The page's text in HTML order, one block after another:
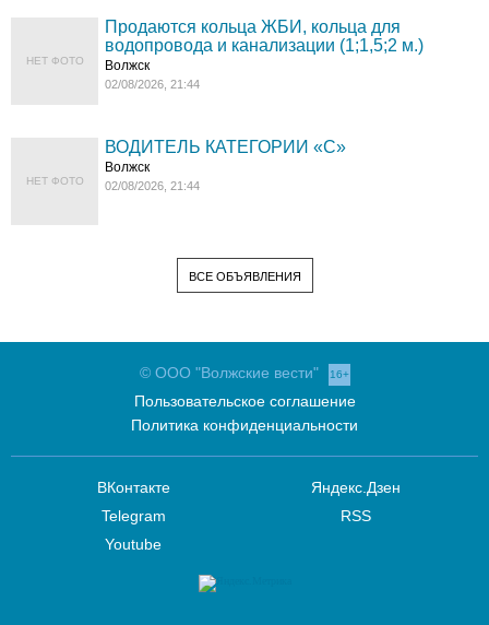
НЕТ ФОТО
Продаются кольца ЖБИ, кольца для
водопровода и канализации (1;1,5;2 м.)
Волжск
02/08/2026, 21:44
НЕТ ФОТО
ВОДИТЕЛЬ КАТЕГОРИИ «C»
Волжск
02/08/2026, 21:44
ВСЕ ОБЪЯВЛЕНИЯ
© ООО "Волжские вести" 16+
Пользовательское соглашение
Политика конфиденциальности
ВКонтакте
Telegram
Youtube
Яндекс.Дзен
RSS